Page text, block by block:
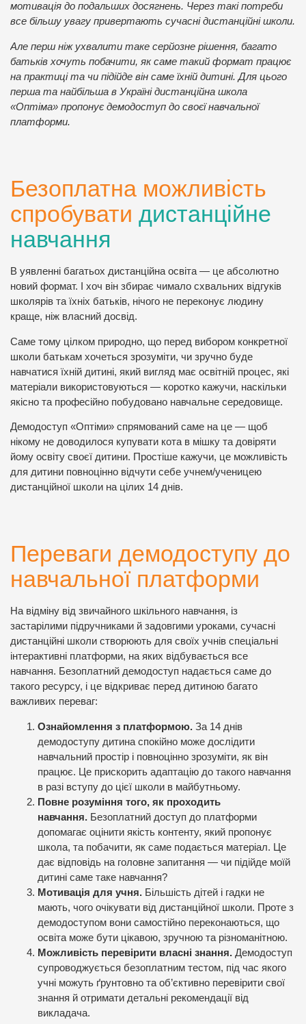
мотивація до подальших досягнень. Через такі потреби
все більшу увагу привертають сучасні дистанційні школи.
Але перш ніж ухвалити таке серйозне рішення, багато
батьків хочуть побачити, як саме такий формат працює
на практиці та чи підійде він саме їхній дитині. Для цього
перша та найбільша в Україні дистанційна школа
«Оптіма» пропонує демодоступ до своєї навчальної
платформи.
Безоплатна можливість
спробувати дистанційне
навчання
В уявленні багатьох дистанційна освіта — це абсолютно
новий формат. І хоч він збирає чимало схвальних відгуків
школярів та їхніх батьків, нічого не переконує людину
краще, ніж власний досвід.
Саме тому цілком природно, що перед вибором конкретної
школи батькам хочеться зрозуміти, чи зручно буде
навчатися їхній дитині, який вигляд має освітній процес, які
матеріали використовуються — коротко кажучи, наскільки
якісно та професійно побудовано навчальне середовище.
Демодоступ «Оптіми» спрямований саме на це — щоб
нікому не доводилося купувати кота в мішку та довіряти
йому освіту своєї дитини. Простіше кажучи, це можливість
для дитини повноцінно відчути себе учнем/ученицею
дистанційної школи на цілих 14 днів.
Переваги демодоступу до
навчальної платформи
На відміну від звичайного шкільного навчання, із
застарілими підручниками й задовгими уроками, сучасні
дистанційні школи створюють для своїх учнів спеціальні
інтерактивні платформи, на яких відбувається все
навчання. Безоплатний демодоступ надається саме до
такого ресурсу, і це відкриває перед дитиною багато
важливих переваг:
Ознайомлення з платформою. За 14 днів
демодоступу дитина спокійно може дослідити
навчальний простір і повноцінно зрозуміти, як він
працює. Це прискорить адаптацію до такого навчання
в разі вступу до цієї школи в майбутньому.
Повне розуміння того, як проходить
навчання. Безоплатний доступ до платформи
допомагає оцінити якість контенту, який пропонує
школа, та побачити, як саме подається матеріал. Це
дає відповідь на головне запитання — чи підійде моїй
дитині саме таке навчання?
Мотивація для учня. Більшість дітей і гадки не
мають, чого очікувати від дистанційної школи. Проте з
демодоступом вони самостійно переконаються, що
освіта може бути цікавою, зручною та різноманітною.
Можливість перевірити власні знання. Демодоступ
супроводжується безоплатним тестом, під час якого
учні можуть ґрунтовно та об’єктивно перевірити свої
знання й отримати детальні рекомендації від
викладача.